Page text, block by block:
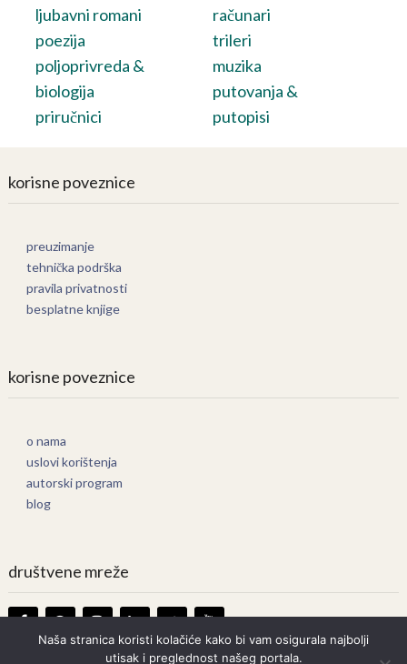
ljubavni romani
poezija
poljoprivreda &
biologija
priručnici
računari
trileri
muzika
putovanja &
putopisi
korisne poveznice
preuzimanje
tehnička podrška
pravila privatnosti
besplatne knjige
korisne poveznice
o nama
uslovi korištenja
autorski program
blog
društvene mreže
Naša stranica koristi kolačiće kako bi vam osigurala najbolji
utisak i preglednost našeg portala.